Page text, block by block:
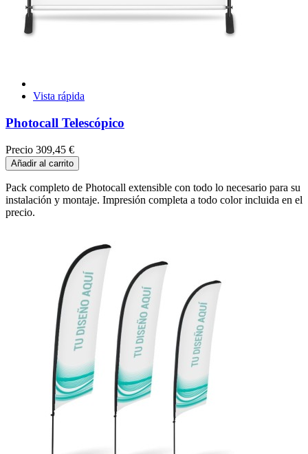
Vista rápida
Photocall Telescópico
Precio 309,45 €
Añadir al carrito
Pack completo de Photocall extensible con todo lo necesario para su
instalación y montaje. Impresión completa a todo color incluida en el
precio.